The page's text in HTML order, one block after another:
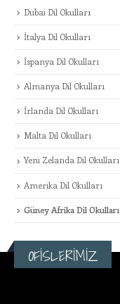
Dubai Dil Okulları
İtalya Dil Okulları
İspanya Dil Okulları
Almanya Dil Okulları
İrlanda Dil Okulları
Malta Dil Okulları
Yeni Zelanda Dil Okulları
Amerika Dil Okulları
Güney Afrika Dil Okulları
OFİSLERİMİZ